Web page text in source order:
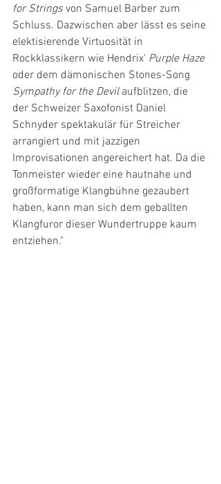
for Strings von Samuel Barber zum
Schluss. Dazwischen aber lässt es seine
elektisierende Virtuosität in
Rockklassikern wie Hendrix' Purple Haze
oder dem dämonischen Stones-Song
Sympathy for the Devil aufblitzen, die
der Schweizer Saxofonist Daniel
Schnyder spektakulär für Streicher
arrangiert und mit jazzigen
Improvisationen angereichert hat. Da die
Tonmeister wieder eine hautnahe und
großformatige Klangbühne gezaubert
haben, kann man sich dem geballten
Klangfuror dieser Wundertruppe kaum
entziehen."